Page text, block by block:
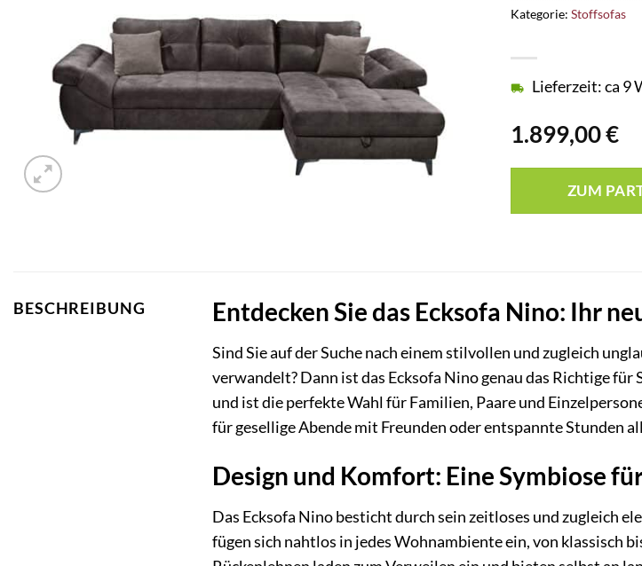
1.899,00€
Lieferzeit: ca 9
ZUM
Kategorie: Stoffsofas
BESCHREIBUNG Entdecken Sie das Ecksofa Nino: Ihr
Sind Sie auf der Suche nach einem stilvollen und zugleich
verwandelt? Dann ist das Ecksofa Nino genau das Richtige
und ist die perfekte Wahl für Familien, Paare und
für gesellige Abende mit Freunden oder entspannte Stunden
Design und Komfort: Eine Symbiose
Das Ecksofa Nino besticht durch sein zeitloses und zugleich
fügen sich nahtlos in jedes Wohnambiente ein, von klassisch